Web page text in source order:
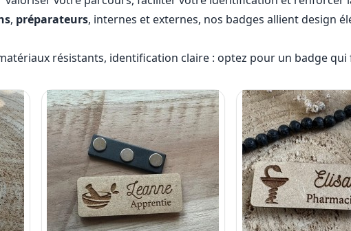
, préparateurs, internes et externes, nos badges allient design
résistants, identification claire : optez pour un badge